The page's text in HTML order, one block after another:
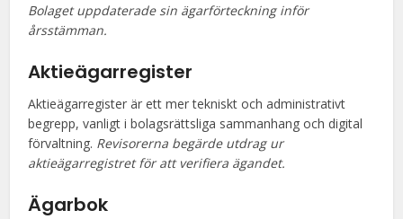
Bolaget uppdaterade sin ägarförteckning inför
årsstämman.
Aktieägarregister
Aktieägarregister är ett mer tekniskt och administrativt
begrepp, vanligt i bolagsrättsliga sammanhang och digital
förvaltning. Revisorerna begärde utdrag ur
aktieägarregistret för att verifiera ägandet.
Ägarbok